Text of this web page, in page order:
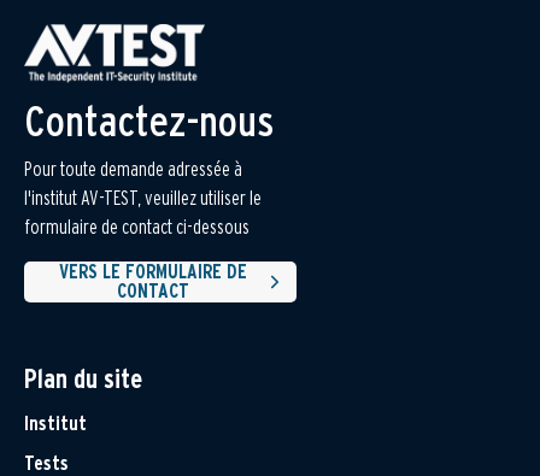
Contactez-nous
Pour toute demande adressée à
l'institut AV-TEST, veuillez utiliser le
formulaire de contact ci-dessous
VERS LE FORMULAIRE DE
CONTACT
Plan du site
Institut
Tests